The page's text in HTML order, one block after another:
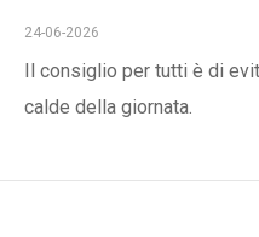
24-06-2026
Il consiglio per tutti è di
calde della giornata.